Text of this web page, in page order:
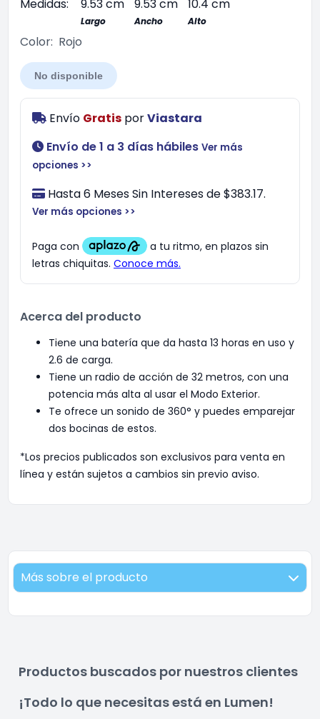
Medidas: 9.53 cm 9.53 cm 10.4 cm
Largo Ancho Alto
Color: Rojo
No disponible
Envío Gratis porViastara
Envío de 1 a 3 días hábiles Ver más
opciones >>
Hasta 6 Meses Sin Intereses de $383.17.
Ver más opciones >>
Acerca del producto
Tiene una batería que da hasta 13 horas en uso y
2.6 de carga.
Tiene un radio de acción de 32 metros, con una
potencia más alta al usar el Modo Exterior.
Te ofrece un sonido de 360° y puedes emparejar
dos bocinas de estos.
*Los precios publicados son exclusivos para venta en
línea y están sujetos a cambios sin previo aviso.
Más sobre el producto
Productos buscados por nuestros clientes
¡Todo lo que necesitas está en Lumen!